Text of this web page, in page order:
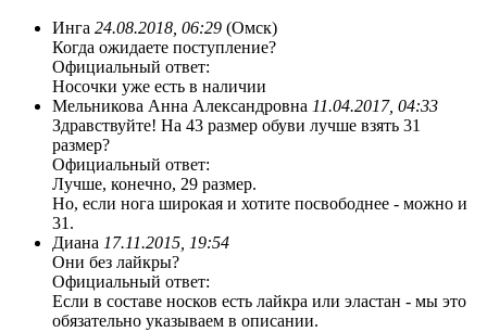
Инга 24.08.2018, 06:29 (Омск)
Когда ожидаете поступление?
Официальный ответ:
Носочки уже есть в наличии
Мельникова Анна Александровна 11.04.2017, 04:33
Здравствуйте! На 43 размер обуви лучше взять 31
размер?
Официальный ответ:
Лучше, конечно, 29 размер.
Но, если нога широкая и хотите посвободнее - можно и
31.
Диана 17.11.2015, 19:54
Они без лайкры?
Официальный ответ:
Если в составе носков есть лайкра или эластан - мы это
обязательно указываем в описании.